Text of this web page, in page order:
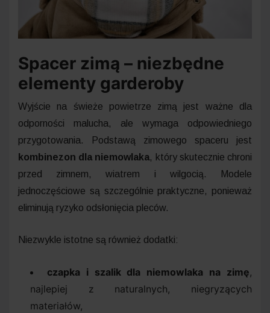
Spacer zimą – niezbędne
elementy garderoby
Wyjście na świeże powietrze zimą jest ważne dla
odporności malucha, ale wymaga odpowiedniego
przygotowania. Podstawą zimowego spaceru jest
kombinezon dla niemowlaka, który skutecznie chroni
przed zimnem, wiatrem i wilgocią. Modele
jednoczęściowe są szczególnie praktyczne, ponieważ
eliminują ryzyko odsłonięcia pleców.
Niezwykle istotne są również dodatki:
czapka i szalik dla niemowlaka na zimę,
najlepiej z naturalnych, niegryzących
materiałów,